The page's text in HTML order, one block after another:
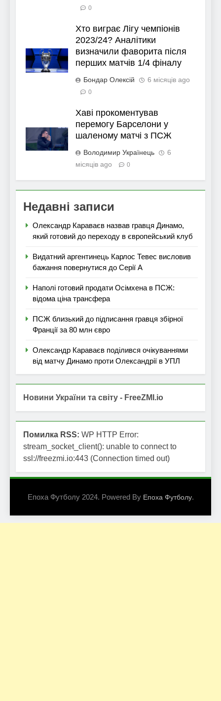
0
Хто виграє Лігу чемпіонів
2023/24? Аналітики
визначили фаворита після
перших матчів 1/4 фіналу
Бондар Олексій 6 місяців ago
0
Хаві прокоментував
перемогу Барселони у
шаленому матчі з ПСЖ
Володимир Українець
6
місяців ago
0
Недавні записи
Олександр Караваєв назвав гравця Динамо,
який готовий до переходу в європейський клуб
Видатний аргентинець Карлос Тевес висловив
бажання повернутися до Серії А
Наполі готовий продати Осімхена в ПСЖ:
відома ціна трансфера
ПСЖ близький до підписання гравця збірної
Франції за 80 млн євро
Олександр Караваєв поділився очікуваннями
від матчу Динамо проти Олександрії в УПЛ
Новини України та світу - FreeZMI.io
Помилка RSS: WP HTTP Error:
stream_socket_client(): unable to connect to
ssl://freezmi.io:443 (Connection timed out)
Епоха Футболу 2024. Powered By Епоха Футболу.